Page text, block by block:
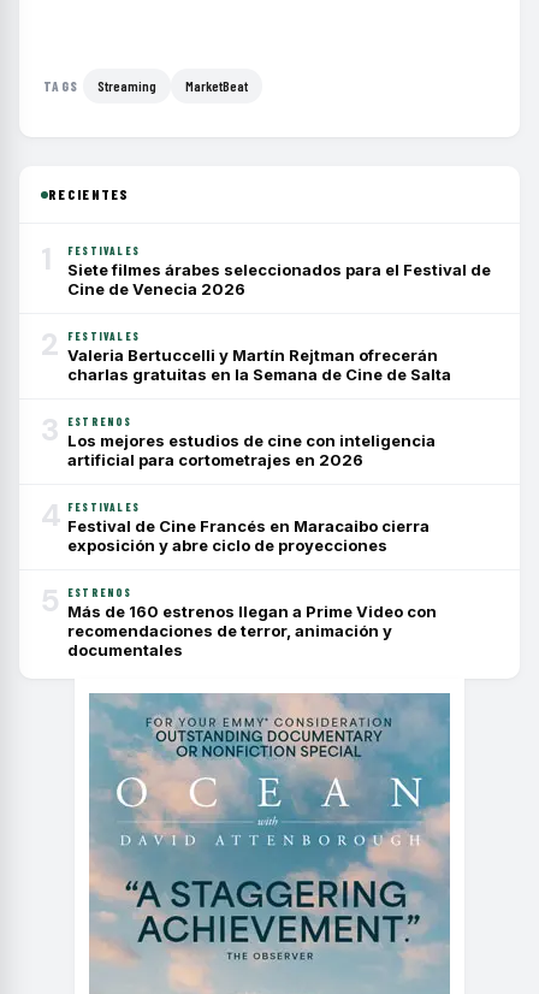
TAGS Streaming MarketBeat
RECIENTES
1 FESTIVALES
Siete filmes árabes seleccionados para el Festival de
Cine de Venecia 2026
2 FESTIVALES
Valeria Bertuccelli y Martín Rejtman ofrecerán
charlas gratuitas en la Semana de Cine de Salta
3 ESTRENOS
Los mejores estudios de cine con inteligencia
artificial para cortometrajes en 2026
4 FESTIVALES
Festival de Cine Francés en Maracaibo cierra
exposición y abre ciclo de proyecciones
5 ESTRENOS
Más de 160 estrenos llegan a Prime Video con
recomendaciones de terror, animación y
documentales